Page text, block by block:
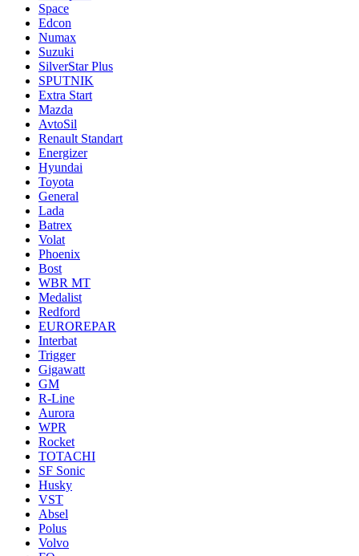
Space
Edcon
Numax
Suzuki
SilverStar Plus
SPUTNIK
Extra Start
Mazda
AvtoSil
Renault Standart
Energizer
Hyundai
Toyota
General
Lada
Batrex
Volat
Phoenix
Bost
WBR MT
Medalist
Redford
EUROREPAR
Interbat
Trigger
Gigawatt
GM
R-Line
Aurora
WPR
Rocket
TOTACHI
SF Sonic
Husky
VST
Absel
Polus
Volvo